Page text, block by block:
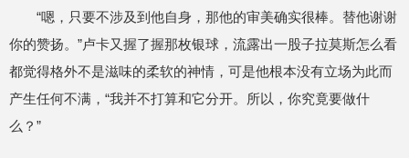
“嗯，只要不涉及到他自身，那他的审美确实很棒。替他谢谢
你的赞扬。”卢卡又握了握那枚银球，流露出一股子拉莫斯怎么看
都觉得格外不是滋味的柔软的神情，可是他根本没有立场为此而
产生任何不满，“我并不打算和它分开。所以，你究竟要做什
么？”